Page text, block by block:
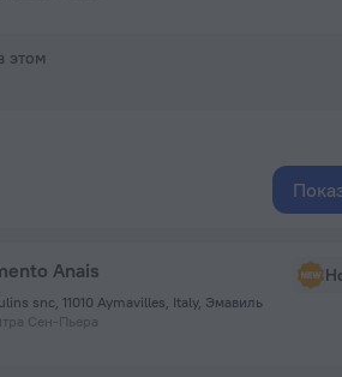
этом
Anais
snc, 11010 Aymavilles, Italy, Эмавиль
Сен-Пьера